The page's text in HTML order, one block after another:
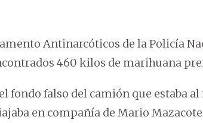
Antinarcóticos de la Policía
460 kilos de marihuana
fondo falso del camión que estaba
en compañía de Mario